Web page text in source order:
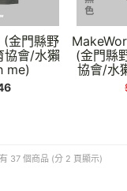
金門縣野
協會/水獺
me)
(金門縣
協會/水
37 個商品 (分 2 頁顯示)